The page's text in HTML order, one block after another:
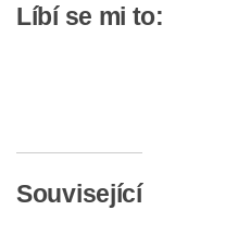
Líbí se mi to:
Související